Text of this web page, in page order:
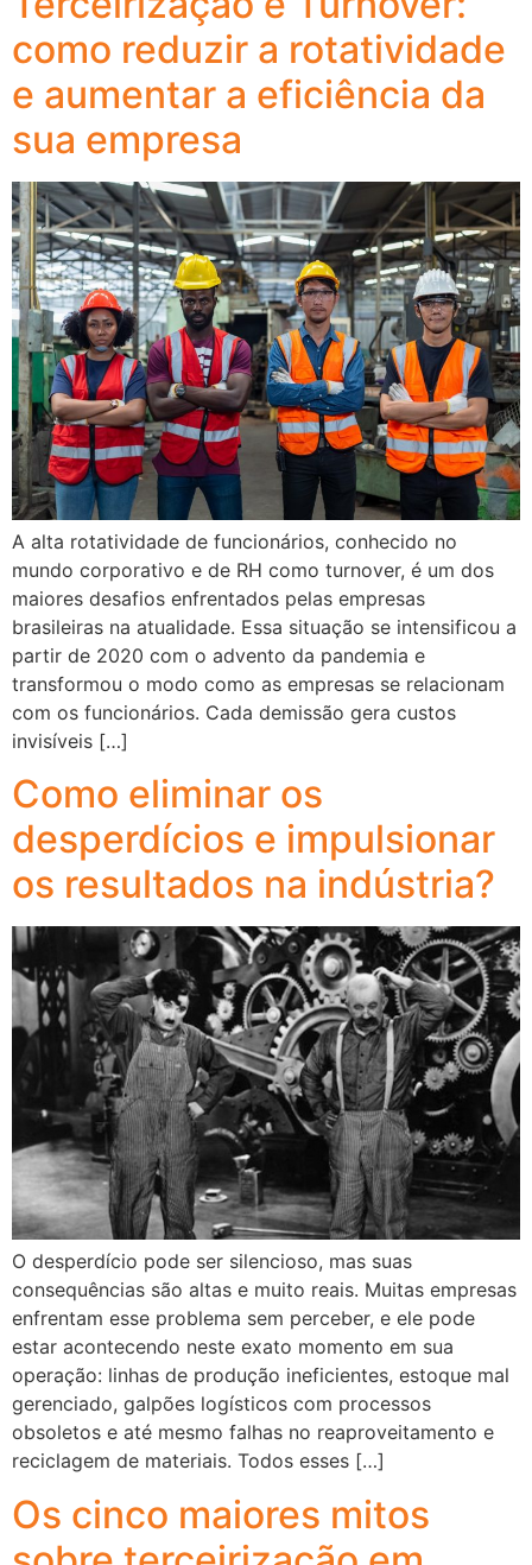
como reduzir a rotatividade
e aumentar a eficiência da
sua empresa
A alta rotatividade de funcionários, conhecido no
mundo corporativo e de RH como turnover, é um dos
maiores desafios enfrentados pelas empresas
brasileiras na atualidade. Essa situação se intensificou a
partir de 2020 com o advento da pandemia e
transformou o modo como as empresas se relacionam
com os funcionários. Cada demissão gera custos
invisíveis […]
Como eliminar os
desperdícios e impulsionar
os resultados na indústria?
O desperdício pode ser silencioso, mas suas
consequências são altas e muito reais. Muitas empresas
enfrentam esse problema sem perceber, e ele pode
estar acontecendo neste exato momento em sua
operação: linhas de produção ineficientes, estoque mal
gerenciado, galpões logísticos com processos
obsoletos e até mesmo falhas no reaproveitamento e
reciclagem de materiais. Todos esses […]
Os cinco maiores mitos